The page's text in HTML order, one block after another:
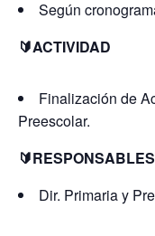
Según
🔰ACTIVIDAD
Finalización de
Preescolar.
🔰RESPONSABLES
Dir. Primaria y